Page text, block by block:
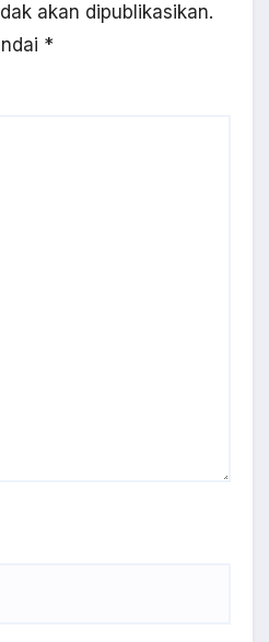
akan dipublikasikan.
*